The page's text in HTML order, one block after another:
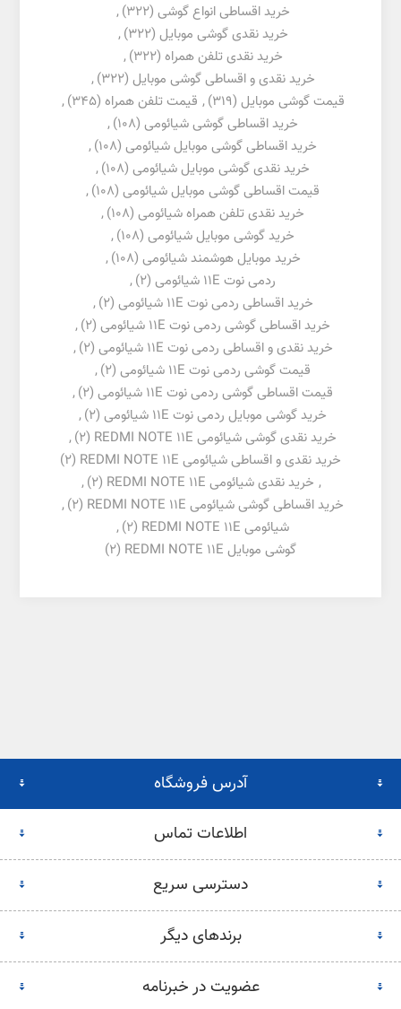
خرید اقساطی انواع گوشی (322)
,
خرید نقدی گوشی موبایل (322)
,
خرید نقدی تلفن همراه (322)
,
خرید نقدی و اقساطی گوشی موبایل (322)
,
قیمت گوشی موبایل (319)
, قیمت تلفن همراه (345)
,
خرید اقساطی گوشی شیائومی (108)
,
خرید اقساطی گوشی موبایل شیائومی (108)
,
خرید نقدی گوشی موبایل شیائومی (108)
,
قیمت اقساطی گوشی موبایل شیائومی (108)
,
خرید نقدی تلفن همراه شیائومی (108)
,
خرید گوشی موبایل شیائومی (108)
,
خرید موبایل هوشمند شیائومی (108)
,
ردمی نوت 11E شیائومی
(2)
,
خرید اقساطی ردمی نوت 11E شیائومی
(2)
,
خرید اقساطی گوشی ردمی نوت 11E شیائومی
(2)
,
خرید نقدی و اقساطی ردمی نوت 11E شیائومی
(2)
,
قیمت گوشی ردمی نوت 11E شیائومی
(2)
,
قیمت اقساطی گوشی ردمی نوت 11E شیائومی
(2)
,
خرید گوشی موبایل ردمی نوت 11E شیائومی
(2)
,
خرید نقدی گوشی شیائومی REDMI NOTE 11E
(2)
,
خرید نقدی و اقساطی شیائومی REDMI NOTE 11E
(2)
, خرید نقدی شیائومی REDMI NOTE 11E (2)
,
خرید اقساطی گوشی شیائومی REDMI NOTE 11E
(2)
,
شیائومی REDMI NOTE 11E
(2)
,
گوشی موبایل REDMI NOTE 11E
(2)
آدرس فروشگاه
اطلاعات تماس
دسترسی سریع
برندهای دیگر
عضویت در خبرنامه